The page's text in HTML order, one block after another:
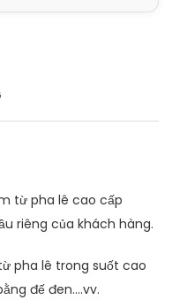
từ pha lê cao cấp
riêng của khách hàng.
pha lê trong suốt cao
đế đen....vv.